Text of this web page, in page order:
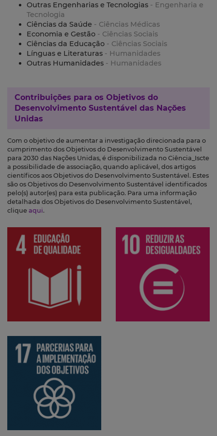
Outras Engenharias e Tecnologias - Engenharia e
Tecnologia
Ciências da Saúde - Ciências Médicas
Economia e Gestão - Ciências Sociais
Ciências da Educação - Ciências Sociais
Línguas e Literaturas - Humanidades
Outras Humanidades - Humanidades
Contribuições para os Objetivos do
Desenvolvimento Sustentável das Nações
Unidas
Com o objetivo de aumentar a investigação direcionada para o
cumprimento dos Objetivos do Desenvolvimento Sustentável
para 2030 das Nações Unidas, é disponibilizada no Ciência_Iscte
a possibilidade de associação, quando aplicável, dos artigos
científicos aos Objetivos do Desenvolvimento Sustentável. Estes
são os Objetivos do Desenvolvimento Sustentável identificados
pelo(s) autor(es) para esta publicação. Para uma informação
detalhada dos Objetivos do Desenvolvimento Sustentável,
clique aqui.